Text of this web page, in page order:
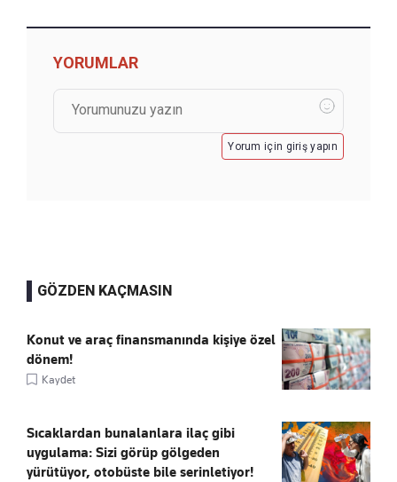
YORUMLAR
Yorum için giriş yapın
GÖZDEN KAÇMASIN
Konut ve araç finansmanında kişiye özel
dönem!
Kaydet
Sıcaklardan bunalanlara ilaç gibi
uygulama: Sizi görüp gölgeden
yürütüyor, otobüste bile serinletiyor!